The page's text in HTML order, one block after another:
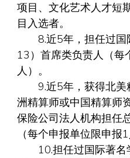
项目、文化艺术人才短
目入选者。
8.近5年，担任过国
13）首席类负责人（每
人）。
9.近5年，获得北美
洲精算师或中国精算师
保险公司法人机构担任
（每个申报单位限申报1
10.担任过国际著名